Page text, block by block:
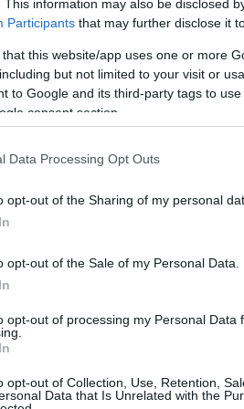
This information may also be disclosed
Participants that may further disclose it
that this website/app uses one or more
but not limited to your visit or
to Google and its third-party tags to
consent section.
Data Processing Opt Outs
opt-out of the Sharing of my personal
opt-out of the Sale of my Personal Data.
opt-out of processing my Personal Data
opt-out of Collection, Use, Retention,
Data that Is Unrelated with the
Centre (@UK_MTO)
σκάφους ανέφερε ότι δεν
επιπτώσεις, σύμφωνα
έχουν λάβει οδηγίες να